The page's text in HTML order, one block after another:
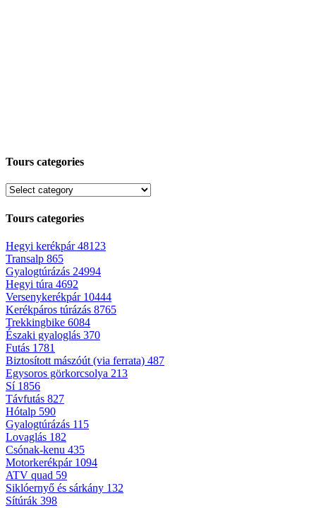
Tours categories
Tours categories
Hegyi kerékpár48123
Transalp 865
Gyalogtúrázás 24994
Hegyi túra 4692
Versenykerékpár 10444
Kerékpáros túrázás 8765
Trekkingbike 6084
Északi gyaloglás 370
Futás 1781
Biztosított mászóút (via ferrata) 487
Egysoros görkorcsolya 213
Sí 1856
Távfutás 827
Hótalp 590
Gyalogtúrázás 115
Lovaglás 182
Csónak-kenu 435
Motorkerékpár 1094
ATV quad 59
Siklóernyő és sárkány 132
Sítúrák 398